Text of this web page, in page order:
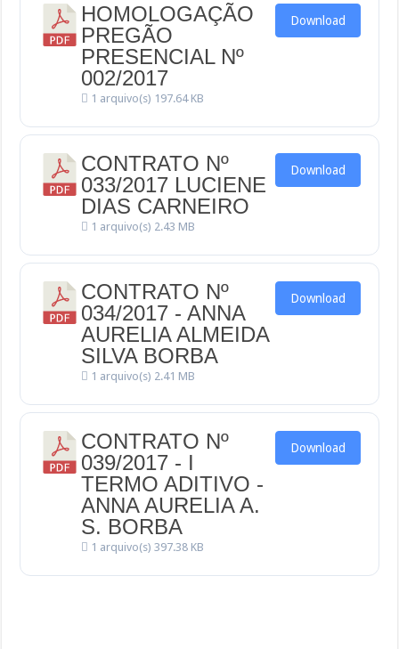
HOMOLOGAÇÃO
PREGÃO
PRESENCIAL Nº
002/2017
1 arquivo(s) 197.64 KB
Download
CONTRATO Nº
033/2017 LUCIENE
DIAS CARNEIRO
1 arquivo(s) 2.43 MB
Download
CONTRATO Nº
034/2017 - ANNA
AURELIA ALMEIDA
SILVA BORBA
1 arquivo(s) 2.41 MB
Download
CONTRATO Nº
039/2017 - I
TERMO ADITIVO -
ANNA AURELIA A.
S. BORBA
1 arquivo(s)397.38 KB
Download